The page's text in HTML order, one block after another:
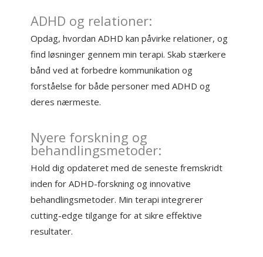
ADHD og relationer:
Opdag, hvordan ADHD kan påvirke relationer, og
find løsninger gennem min terapi. Skab stærkere
bånd ved at forbedre kommunikation og
forståelse for både personer med ADHD og
deres nærmeste.
Nyere forskning og
behandlingsmetoder:
Hold dig opdateret med de seneste fremskridt
inden for ADHD-forskning og innovative
behandlingsmetoder. Min terapi integrerer
cutting-edge tilgange for at sikre effektive
resultater.